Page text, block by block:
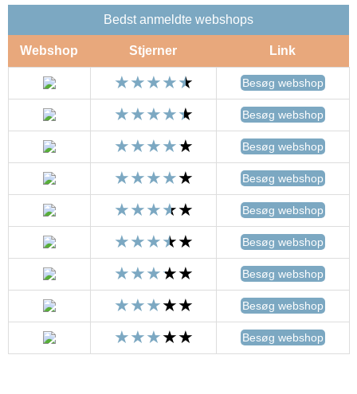
Bedst anmeldte webshops
Webshop Stjerner Link
Besøg webshop
Besøg webshop
Besøg webshop
Besøg webshop
Besøg webshop
Besøg webshop
Besøg webshop
Besøg webshop
Besøg webshop